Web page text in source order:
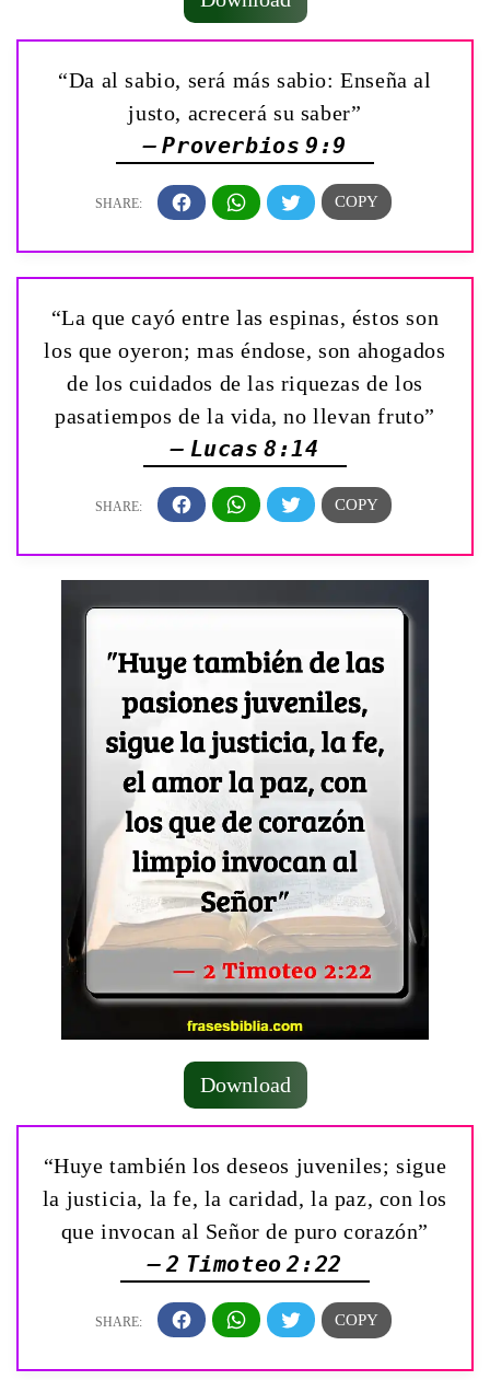
“Da al sabio, será más sabio: Enseña al
justo, acrecerá su saber”
— Proverbios 9:9
“La que cayó entre las espinas, éstos son
los que oyeron; mas éndose, son ahogados
de los cuidados de las riquezas de los
pasatiempos de la vida, no llevan fruto”
— Lucas 8:14
Download
“Huye también los deseos juveniles; sigue
la justicia, la fe, la caridad, la paz, con los
que invocan al Señor de puro corazón”
— 2 Timoteo 2:22